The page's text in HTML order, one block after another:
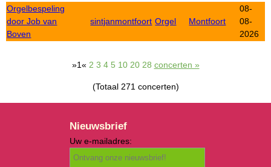
Orgelbespeling
door Job van
Boven
sintjanmontfoort Orgel Montfoort
08-
08-
2026
»1« 2 3 4 5 10 20 28 concerten »
(Totaal 271 concerten)
Nieuwsbrief
Uw e-mailadres: